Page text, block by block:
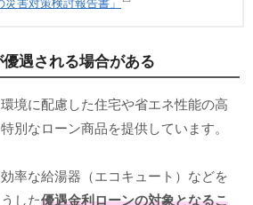
遇される場合がある
境に配慮した住宅や省エネ性能の高
別なローン商品を提供しています。
率な給湯器（エコキュート）などを
した優遇金利ローンの対象となるこ